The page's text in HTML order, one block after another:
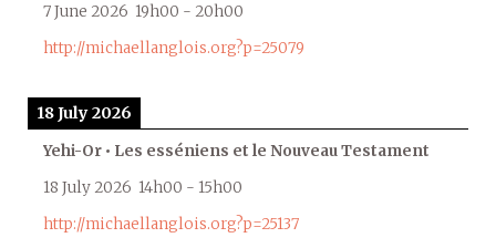
7 June 2026 19h00 - 20h00
http://michaellanglois.org?p=25079
18 July 2026
Yehi-Or • Les esséniens et le Nouveau Testament
18 July 2026 14h00 - 15h00
http://michaellanglois.org?p=25137